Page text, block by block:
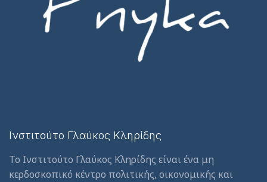
Ινστιτούτο Γλαύκος Κληρίδης
Το Ινστιτούτο Γλαύκος Κληρίδης είναι ένα μη
κερδοσκοπικό κέντρο πολιτικής, οικονομικής και